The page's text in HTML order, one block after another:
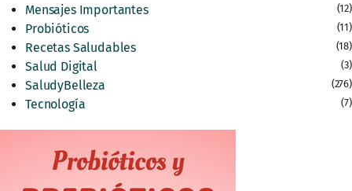
Mensajes Importantes (12)
Probióticos (11)
Recetas Saludables (18)
Salud Digital (3)
SaludyBelleza (276)
Tecnología (7)